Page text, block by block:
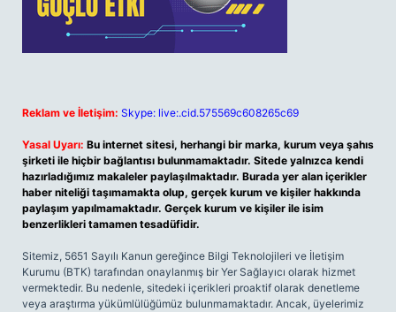
Reklam ve İletişim: Skype: live:.cid.575569c608265c69
Yasal Uyarı: Bu internet sitesi, herhangi bir marka, kurum veya şahıs
şirketi ile hiçbir bağlantısı bulunmamaktadır. Sitede yalnızca kendi
hazırladığımız makaleler paylaşılmaktadır. Burada yer alan içerikler
haber niteliği taşımamakta olup, gerçek kurum ve kişiler hakkında
paylaşım yapılmamaktadır. Gerçek kurum ve kişiler ile isim
benzerlikleri tamamen tesadüfidir.
Sitemiz, 5651 Sayılı Kanun gereğince Bilgi Teknolojileri ve İletişim
Kurumu (BTK) tarafından onaylanmış bir Yer Sağlayıcı olarak hizmet
vermektedir. Bu nedenle, sitedeki içerikleri proaktif olarak denetleme
veya araştırma yükümlülüğümüz bulunmamaktadır. Ancak, üyelerimiz